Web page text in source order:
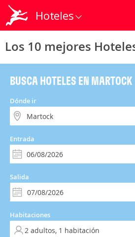
Hoteles
Los 10 mejores
BUSCA HOTELES EN MARTOCK
Dónde ir
Entrada
Salida
Habitaciones